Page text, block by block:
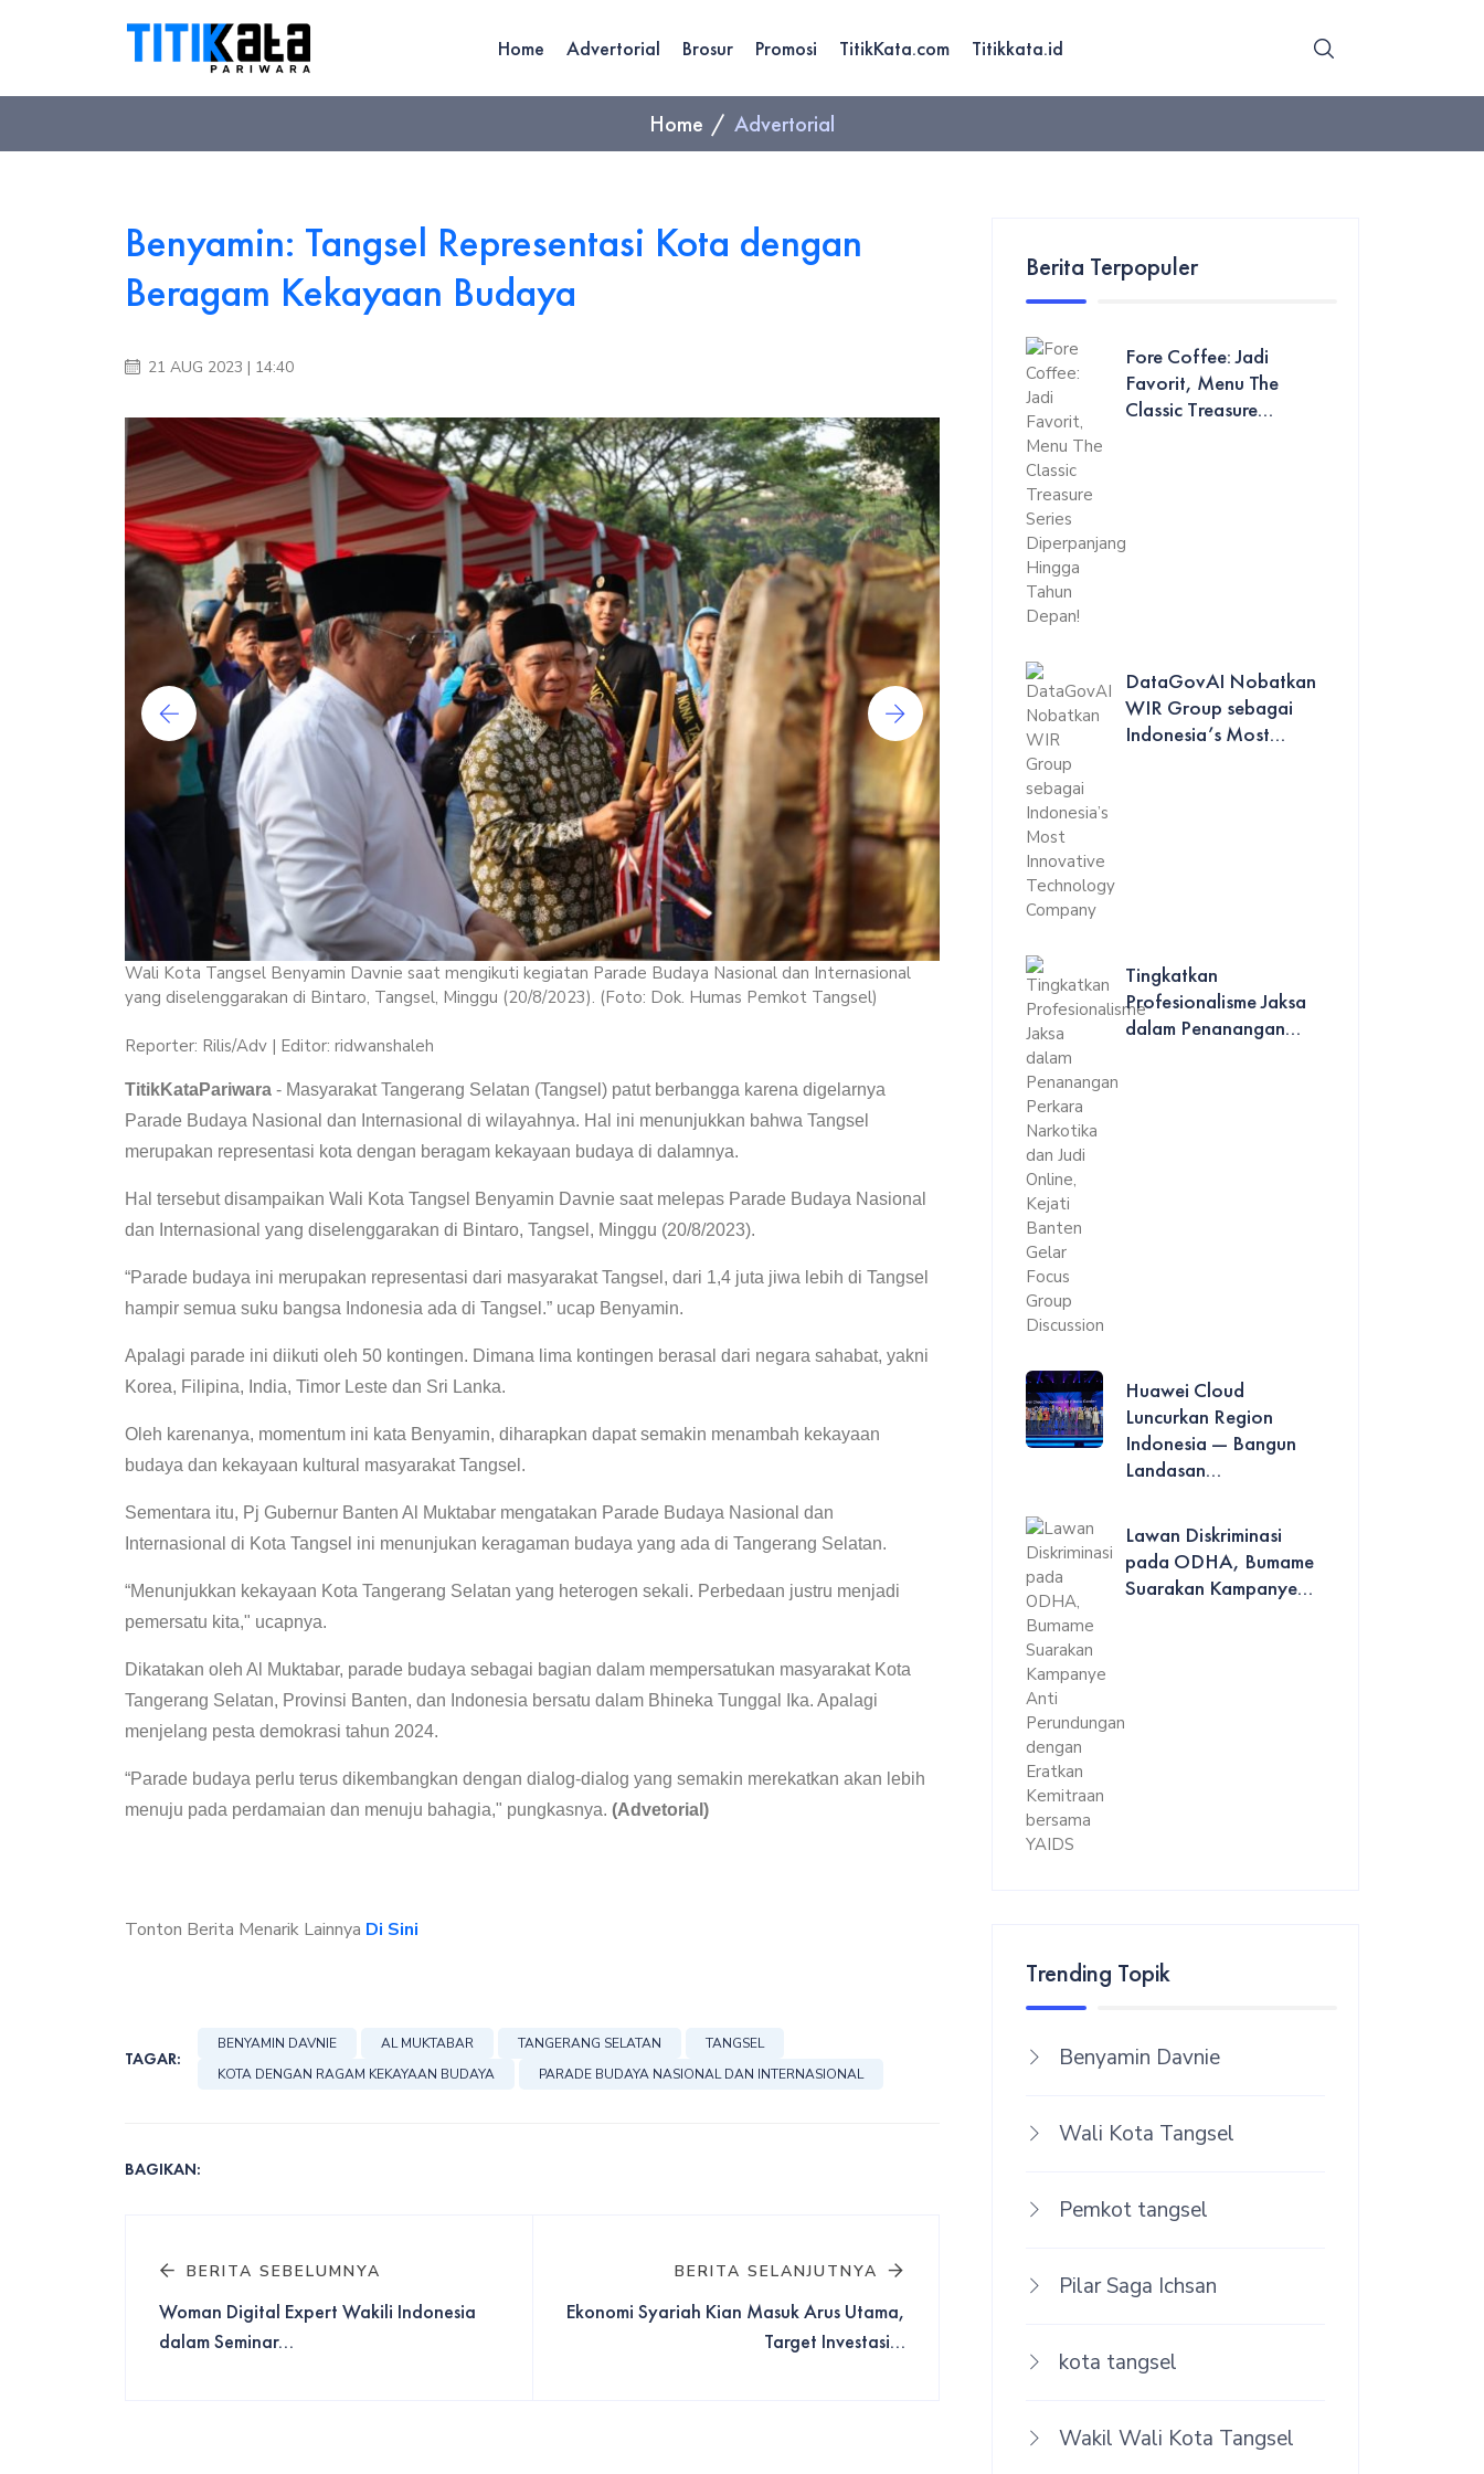
Home Advertorial Brosur Promosi TitikKata.com Titikkata.id
Home Advertorial
Benyamin: Tangsel Representasi Kota dengan
Beragam Kekayaan Budaya
21 AUG 2023 | 14:40
Wali Kota Tangsel Benyamin Davnie saat mengikuti kegiatan Parade Budaya Nasional dan Internasional
yang diselenggarakan di Bintaro, Tangsel, Minggu (20/8/2023). (Foto: Dok. Humas Pemkot Tangsel)
Wali Kota Tangsel Benyamin Davnie saat mengikuti kegiatan
yang diselenggarakan di Bintaro, Tangsel, Minggu (20/8/2023).
Reporter: Rilis/Adv | Editor: ridwanshaleh
TitikKataPariwara - Masyarakat Tangerang Selatan (Tangsel) patut berbangga karena digelarnya
Parade Budaya Nasional dan Internasional di wilayahnya. Hal ini menunjukkan bahwa Tangsel
merupakan representasi kota dengan beragam kekayaan budaya di dalamnya.
Hal tersebut disampaikan Wali Kota Tangsel Benyamin Davnie saat melepas Parade Budaya Nasional
dan Internasional yang diselenggarakan di Bintaro, Tangsel, Minggu (20/8/2023).
“Parade budaya ini merupakan representasi dari masyarakat Tangsel, dari 1,4 juta jiwa lebih di Tangsel
hampir semua suku bangsa Indonesia ada di Tangsel.” ucap Benyamin.
Apalagi parade ini diikuti oleh 50 kontingen. Dimana lima kontingen berasal dari negara sahabat, yakni
Korea, Filipina, India, Timor Leste dan Sri Lanka.
Oleh karenanya, momentum ini kata Benyamin, diharapkan dapat semakin menambah kekayaan
budaya dan kekayaan kultural masyarakat Tangsel.
Sementara itu, Pj Gubernur Banten Al Muktabar mengatakan Parade Budaya Nasional dan
Internasional di Kota Tangsel ini menunjukan keragaman budaya yang ada di Tangerang Selatan.
“Menunjukkan kekayaan Kota Tangerang Selatan yang heterogen sekali. Perbedaan justru menjadi
pemersatu kita," ucapnya.
Dikatakan oleh Al Muktabar, parade budaya sebagai bagian dalam mempersatukan masyarakat Kota
Tangerang Selatan, Provinsi Banten, dan Indonesia bersatu dalam Bhineka Tunggal Ika. Apalagi
menjelang pesta demokrasi tahun 2024.
“Parade budaya perlu terus dikembangkan dengan dialog-dialog yang semakin merekatkan akan lebih
menuju pada perdamaian dan menuju bahagia," pungkasnya.(Advetorial)
Tonton Berita Menarik Lainnya Di Sini
TAGAR:
BENYAMIN DAVNIE AL MUKTABAR TANGERANG SELATAN
TANGSEL
KOTA DENGAN RAGAM KEKAYAAN BUDAYA
PARADE BUDAYA NASIONAL DAN INTERNASIONAL
BAGIKAN:
BERITA SEBELUMNYA
Woman Digital Expert Wakili Indonesia
dalam Seminar...
BERITA SELANJUTNYA
Ekonomi Syariah Kian Masuk Arus Utama,
Target Investasi...
Berita Terpopuler
Fore Coffee: Jadi
Favorit, Menu The
Classic Treasure...
DataGovAI Nobatkan
WIR Group sebagai
Indonesia’s Most...
Tingkatkan
Profesionalisme Jaksa
dalam Penanangan...
Huawei Cloud
Luncurkan Region
Indonesia — Bangun
Landasan...
Lawan Diskriminasi
pada ODHA, Bumame
Suarakan Kampanye...
Trending Topik
Benyamin Davnie
Wali Kota Tangsel
Pemkot tangsel
Pilar Saga Ichsan
kota tangsel
Wakil Wali Kota Tangsel